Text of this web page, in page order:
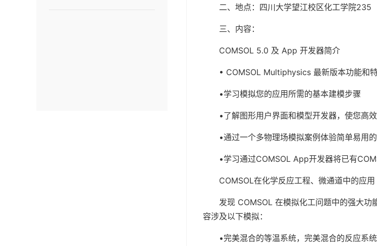
二、地点：四川大学望江校区化工学院235
三、内容：
COMSOL 5.0 及 App 开发器简介
• COMSOL Multiphysics 最新版本功能和
•学习模拟您的应用所需的基本建模步骤
•了解图形用户界面和模型开发器，使您高
•通过一个多物理场模拟案例体验简单易用
•学习通过COMSOL App开发器将已有
COMSOL在化学反应工程、微通道中的应用
发现 COMSOL 在模拟化工问题中的强大功
容涉及以下模拟：
•完美混合的等温系统，完美混合的反应系